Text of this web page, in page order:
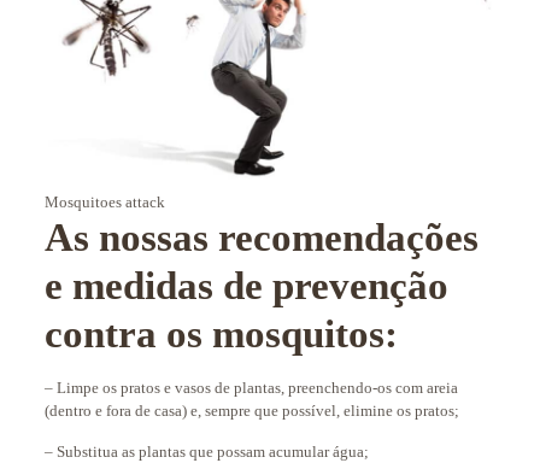
Mosquitoes attack
As nossas recomendações
e medidas de prevenção
contra os mosquitos:
– Limpe os pratos e vasos de plantas, preenchendo-os com areia
(dentro e fora de casa) e, sempre que possível, elimine os pratos;
– Substitua as plantas que possam acumular água;